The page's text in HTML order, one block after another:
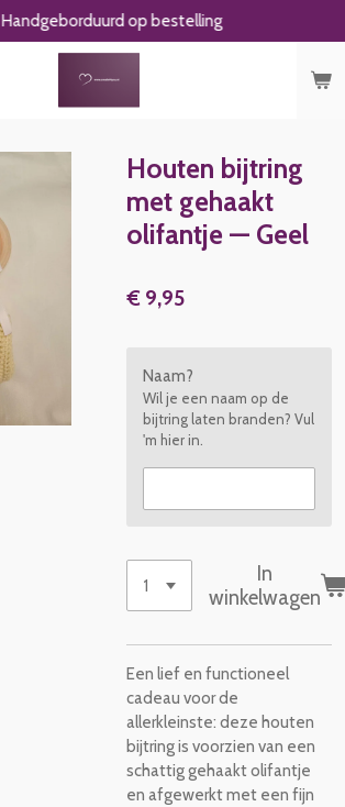
Handgeborduurd op bestelling
Houten bijtring
met gehaakt
olifantje — Geel
€ 9,95
Naam?
Wil je een naam op de
bijtring laten branden? Vul
'm hier in.
In
winkelwagen
Een lief en functioneel
cadeau voor de
allerkleinste: deze houten
bijtring is voorzien van een
schattig gehaakt olifantje
en afgewerkt met een fijn